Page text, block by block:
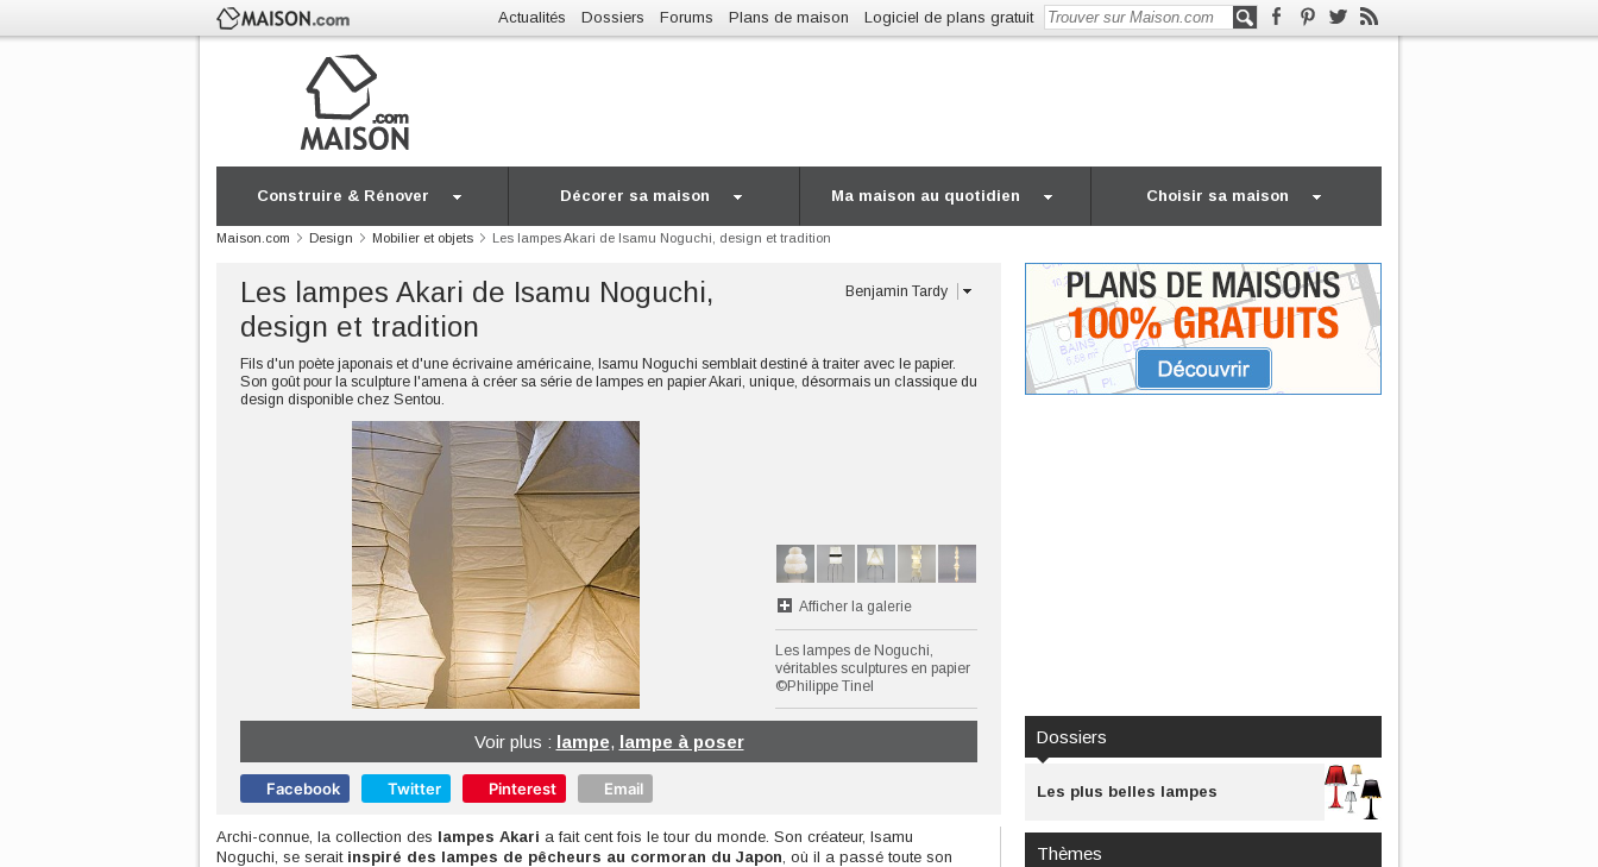
Actualités Dossiers Forums Plans de maison Logiciel de plans gratuit
Construire & Rénover Décorer sa maison Ma maison au quotidien Choisir sa maison
Maison.com Design Mobilier et objets Les lampes Akari de Isamu Noguchi, design et tradition
Les lampes Akari de Isamu Noguchi,
design et tradition
Benjamin Tardy
Fils d'un poète japonais et d'une écrivaine américaine, Isamu Noguchi semblait destiné à traiter avec le papier.
Son goût pour la sculpture l'amena à créer sa série de lampes en papier Akari, unique, désormais un classique du
design disponible chez Sentou.
Afficher la galerie
Les lampes de Noguchi,
véritables sculptures en papier
©Philippe Tinel
Voir plus : lampe, lampe à poser
Facebook Twitter Pinterest Email
Archi-connue, la collection des lampes Akari a fait cent fois le tour du monde. Son créateur, Isamu
Noguchi, se serait inspiré des lampes de pêcheurs au cormoran du Japon, où il a passé toute son
Dossiers
Les plus belles lampes
Thèmes